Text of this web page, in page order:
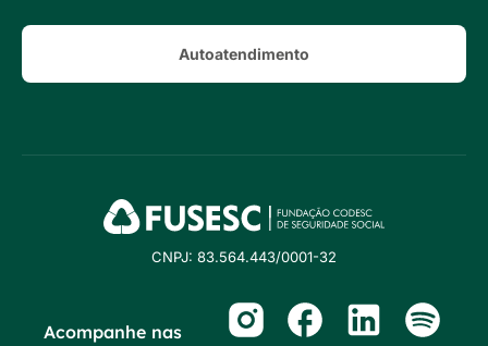
Autoatendimento
CNPJ: 83.564.443/0001-32
Acompanhe nas